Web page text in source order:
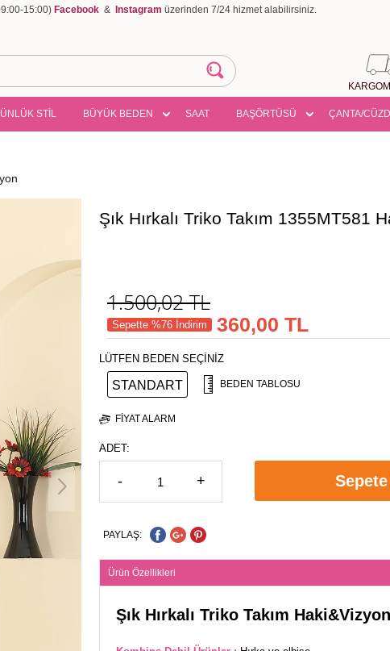
15:00) Facebook & Instagram üzerinden 7/24 hizmet alabilirsiniz.
STİL BÜYÜK BEDEN SAAT BAŞÖRTÜSÜ ÇANTA/
Şık Hırkalı Triko Takım 1355MT581
1.500,02TL
Sepette %76 İndirim 360,00 TL
LÜTFEN BEDEN SEÇİNİZ
STANDART BEDEN TABLOSU
FIYAT ALARM
ADET:
- +
PAYLAŞ:
Ürün Özellikleri
Şık Hırkalı Triko Takım Haki&Vizyon